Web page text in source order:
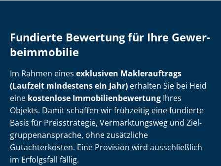
Fundierte Bewertung für Ihre Ge­wer­
be­im­mo­bi­lie
Im Rahmen eines exklusiven Maklerauftrags
(Laufzeit mindestens ein Jahr) erhalten Sie bei Heid
eine kostenlose Im­mo­bi­li­en­be­wer­tung Ihres
Objekts. Damit schaffen wir frühzeitig eine fundierte
Basis für Preisstrategie, Vermarktungsweg und Ziel­
grup­pen­an­spra­che, ohne zusätzliche
Gutachterkosten. Eine Provision wird ausschließlich
im Erfolgsfall fällig.